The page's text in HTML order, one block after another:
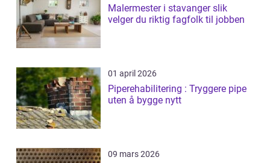
Malermester i stavanger slik
velger du riktig fagfolk til jobben
01 april 2026
Piperehabilitering : Tryggere pipe
uten å bygge nytt
09 mars 2026